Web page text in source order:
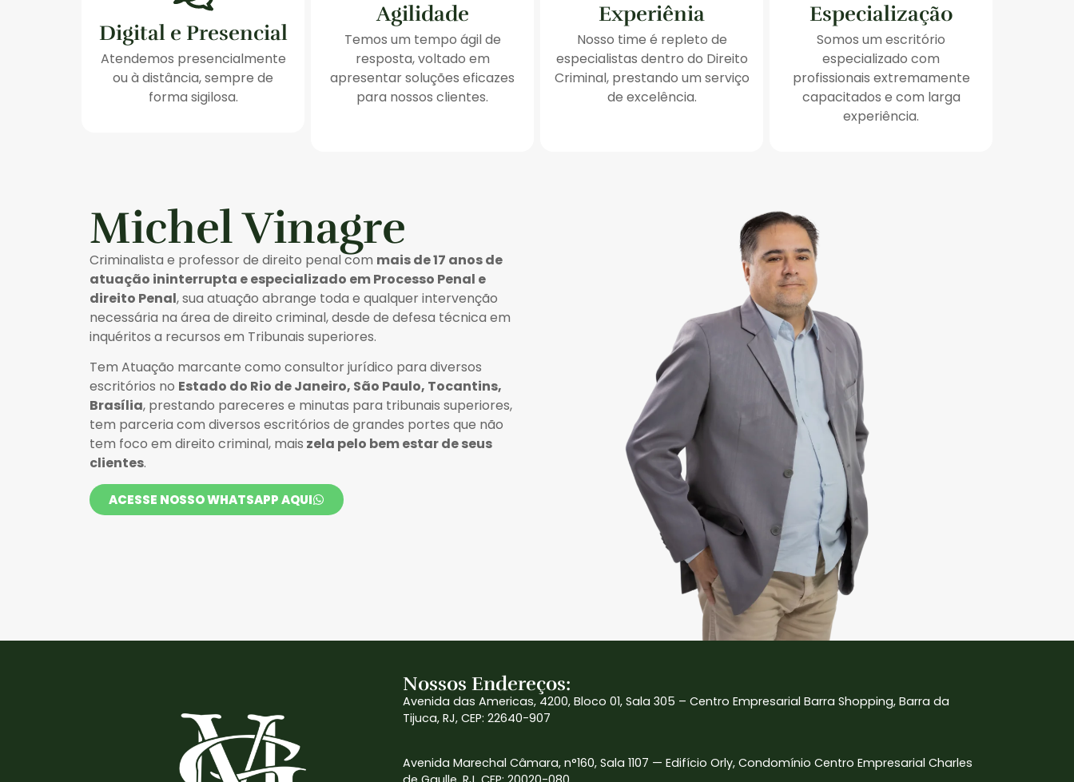
Digital e Presencial
Atendemos presencialmente
ou à distância, sempre de
forma sigilosa.
Agilidade
Temos um tempo ágil de
resposta, voltado em
apresentar soluções eficazes
para nossos clientes.
Experiênia
Nosso time é repleto de
especialistas dentro do Direito
Criminal, prestando um serviço
de excelência.
Especialização
Somos um escritório
especializado com
profissionais extremamente
capacitados e com larga
experiência.
Michel Vinagre
Criminalista e professor de direito penal com mais de 17 anos de
atuação ininterrupta e especializado em Processo Penal e
direito Penal, sua atuação abrange toda e qualquer intervenção
necessária na área de direito criminal, desde de defesa técnica em
inquéritos a recursos em Tribunais superiores.
Tem Atuação marcante como consultor jurídico para diversos
escritórios no Estado do Rio de Janeiro, São Paulo, Tocantins,
Brasília, prestando pareceres e minutas para tribunais superiores,
tem parceria com diversos escritórios de grandes portes que não
tem foco em direito criminal, mais zela pelo bem estar de seus
clientes.
ACESSE NOSSO WHATSAPP AQUI
Nossos Endereços:
Avenida das Americas, 4200, Bloco 01, Sala 305 – Centro Empresarial Barra Shopping, Barra da
Tijuca, RJ, CEP: 22640-907
Avenida Marechal Câmara, n°160, Sala 1107 — Edifício Orly, Condomínio Centro Empresarial Charles